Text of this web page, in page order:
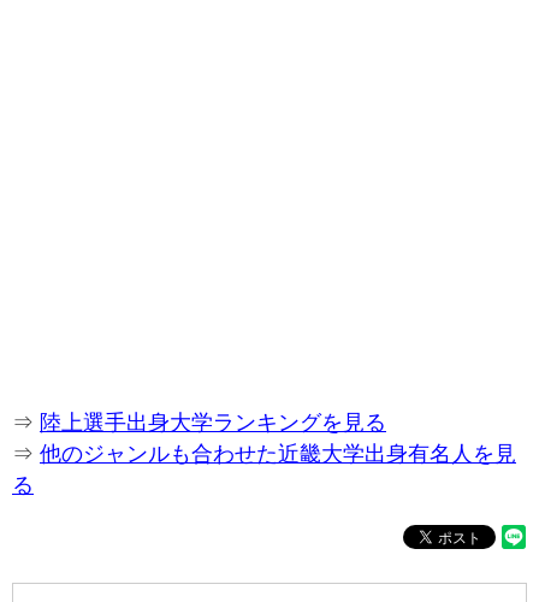
⇒ 陸上選手出身大学ランキングを見る
⇒ 他のジャンルも合わせた近畿大学出身有名人を見
る